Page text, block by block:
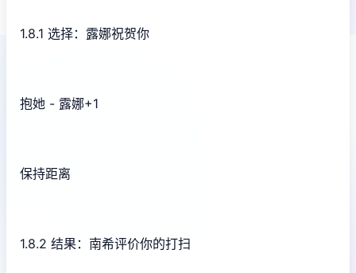
1.8.1 选择：露娜祝贺你
抱她 - 露娜+1
保持距离
1.8.2 结果：南希评价你的打扫